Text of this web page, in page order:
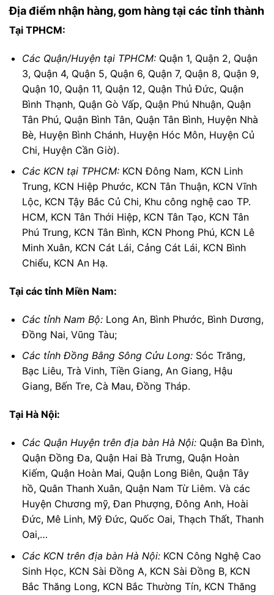
Địa điểm nhận hàng, gom hàng tại các tỉnh thành
Tại TPHCM:
Các Quận/Huyện tại TPHCM:Quận 1, Quận 2, Quận
3, Quận 4, Quận 5, Quận 6, Quận 7, Quận 8, Quận 9,
Quận 10, Quận 11, Quận 12, Quận Thủ Đức, Quận
Bình Thạnh, Quận Gò Vấp, Quận Phú Nhuận, Quận
Tân Phú, Quận Bình Tân, Quận Tân Bình, Huyện Nhà
Bè, Huyện Bình Chánh, Huyện Hóc Môn, Huyện Củ
Chi, Huyện Cần Giờ).
Các KCN tại TPHCM: KCN Đông Nam, KCN Linh
Trung, KCN Hiệp Phước, KCN Tân Thuận, KCN Vĩnh
Lộc, KCN Tậy Bắc Củ Chi, Khu công nghệ cao TP.
HCM, KCN Tân Thới Hiệp, KCN Tân Tạo, KCN Tân
Phú Trung, KCN Tân Bình, KCN Phong Phú, KCN Lê
Minh Xuân, KCN Cát Lái, Cảng Cát Lái, KCN Bình
Chiểu, KCN An Hạ.
Tại các tỉnh Miền Nam:
Các tỉnh Nam Bộ: Long An, Bình Phước, Bình Dương,
Đồng Nai, Vũng Tàu;
Các tỉnh Đồng Bằng Sông Cửu Long:Sóc Trăng,
Bạc Liêu, Trà Vinh, Tiền Giang, An Giang, Hậu
Giang, Bến Tre, Cà Mau, Đồng Tháp.
Tại Hà Nội:
Các Quận Huyện trên địa bàn Hà Nội:Quận Ba Đình,
Quận Đồng Đa, Quận Hai Bà Trưng, Quận Hoàn
Kiếm, Quận Hoàn Mai, Quận Long Biên, Quận Tây
hồ, Quân Thanh Xuân, Quận Nam Từ Liêm. Và các
Huyện Chương mỹ, Đan Phượng, Đông Anh, Hoài
Đức, Mê Linh, Mỹ Đức, Quốc Oai, Thạch Thất, Thanh
Oai,…
Các KCN trên địa bàn Hà Nội:KCN Công Nghệ Cao
Sinh Học, KCN Sài Đồng A, KCN Sài Đồng B, KCN
Bắc Thăng Long, KCN Bắc Thường Tín, KCN Thăng